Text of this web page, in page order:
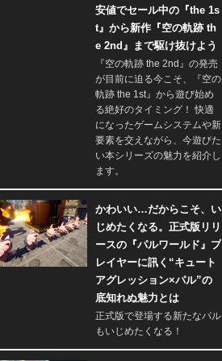
安値でセール中の『the 1s
t』から新作『空の軌跡 th
e 2nd』まで駆け抜けよう
『空の軌跡 the 2nd』の発売
が目前に迫る今こそ、『空の
軌跡 the 1st』から遊び始め
る絶好のタイミング！ 快適
になったゲームシステムや新
要素を交えながら、今遊びた
い本シリーズの魅力を紹介し
ます。
かわいい…だからこそ、い
じめたくなる。正式版リリ
ースの『パルワールド』プ
レイヤーに訊く“キュート
アグレッション×パル”の
底知れぬ魅力とは
正式版で登場する新たなパル
もいじめたくなる！